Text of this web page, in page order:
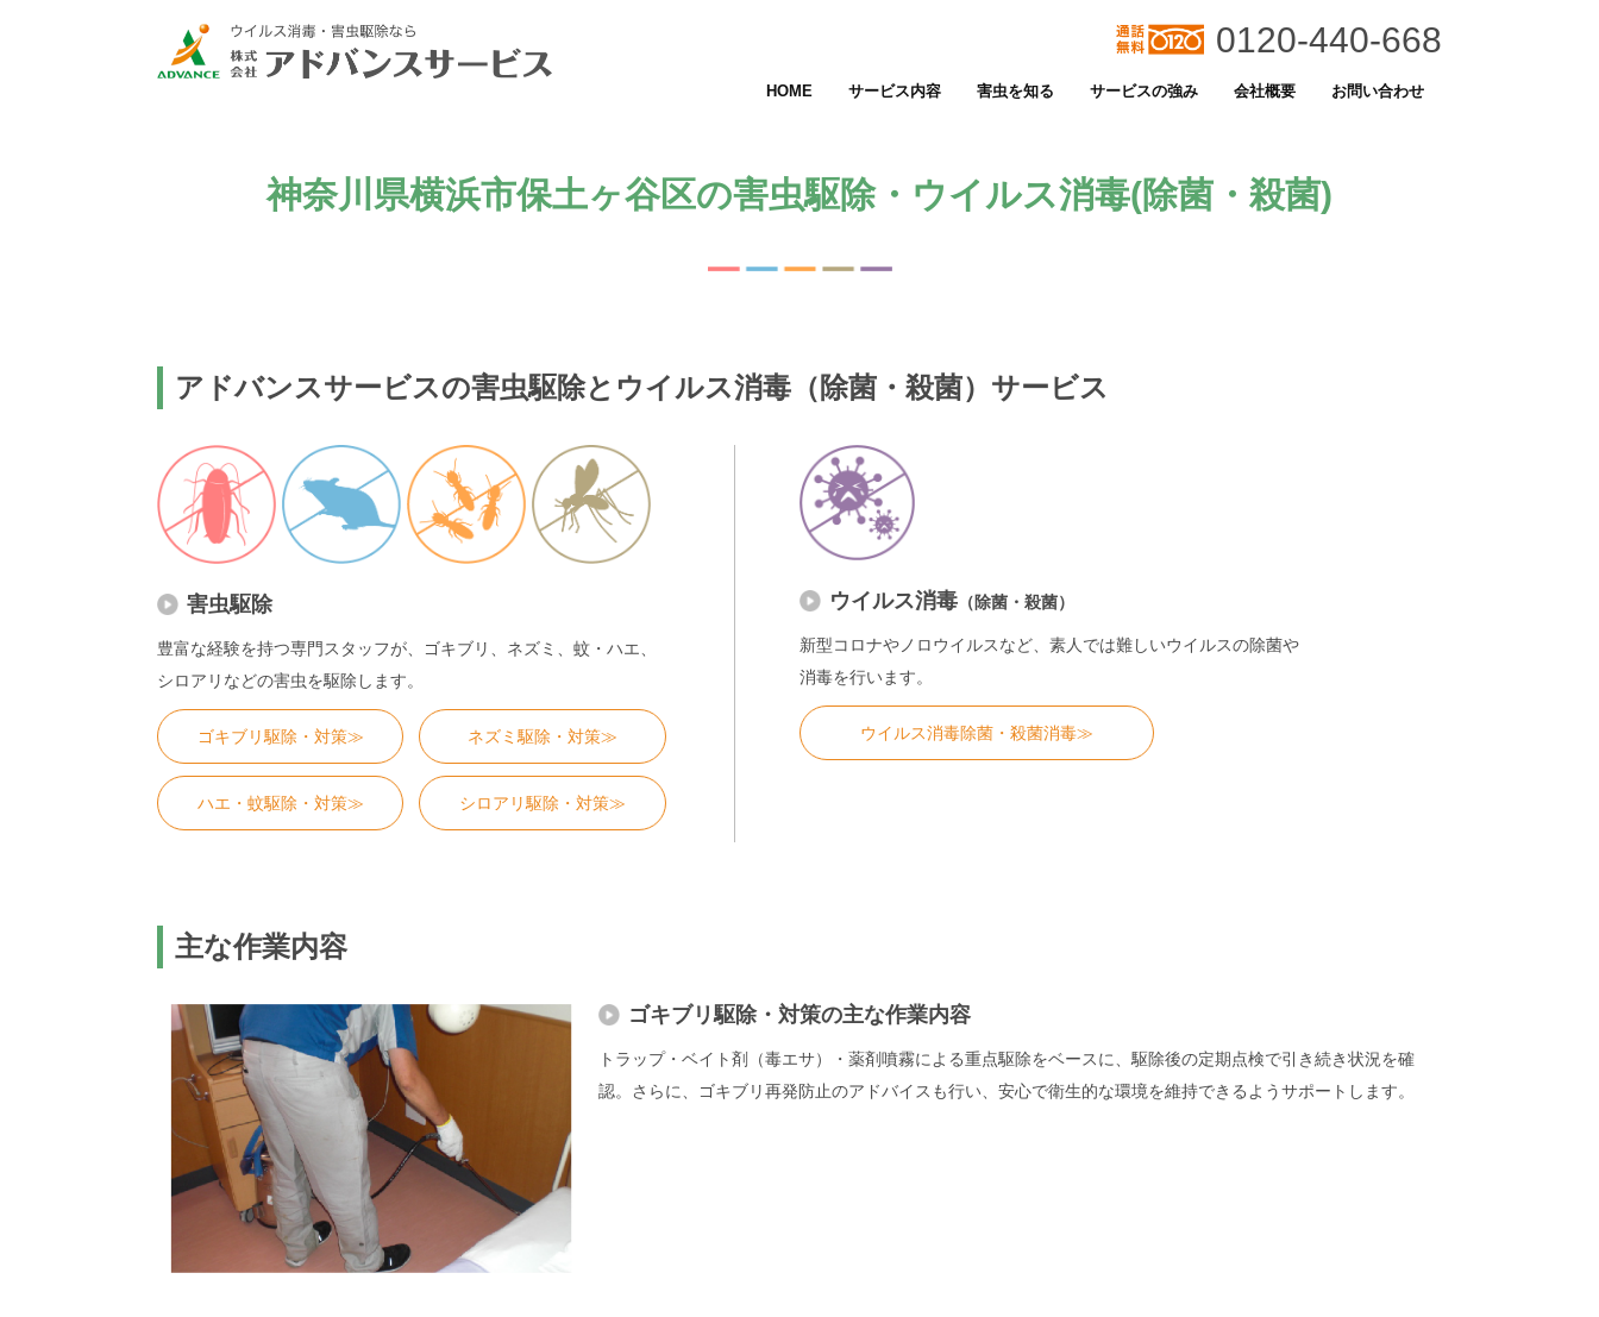
0120-440-668
HOME サービス内容 害虫を知る サービスの強み 会社概要 お問い合わせ
神奈川県横浜市保土ヶ谷区の害虫駆除・ウイルス消毒(除菌・殺菌)
アドバンスサービスの害虫駆除とウイルス消毒（除菌・殺菌）サービス
害虫駆除
豊富な経験を持つ専門スタッフが、ゴキブリ、ネズミ、蚊・ハエ、
シロアリなどの害虫を駆除します。
ゴキブリ駆除・対策≫ ネズミ駆除・対策≫
ハエ・蚊駆除・対策≫ シロアリ駆除・対策≫
ウイルス消毒 （除菌・殺菌）
新型コロナやノロウイルスなど、素人では難しいウイルスの除菌や
消毒を行います。
ウイルス消毒除菌・殺菌消毒≫
主な作業内容
ゴキブリ駆除・対策の主な作業内容
トラップ・ベイト剤（毒エサ）・薬剤噴霧による重点駆除をベースに、駆除後の定期点検で引き続き状況を確
認。さらに、ゴキブリ再発防止のアドバイスも行い、安心で衛生的な環境を維持できるようサポートします。